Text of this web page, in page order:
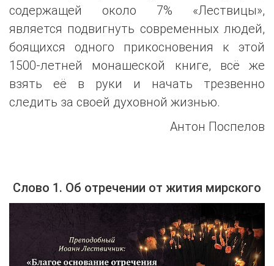
содержащей около 7% «Лествицы»,
является подвигнуть современных людей,
боящихся одного прикосновения к этой
1500-летней монашеской книге, всё же
взять её в руки и начать трезвенно
следить за своей духовной жизнью.
Антон Поспелов
Слово 1. Об отречении от жития мирского